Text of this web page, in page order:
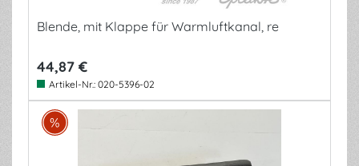
Blende, mit Klappe für Warmluftkanal, re
44,87 €
Artikel-Nr.: 020-5396-02